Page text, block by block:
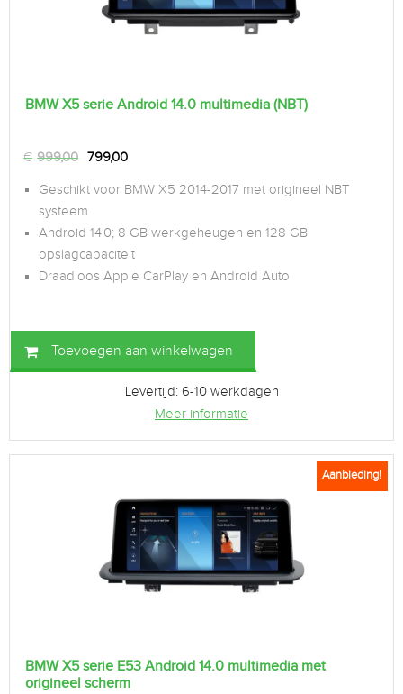
BMW X5 serie Android 14.0 multimedia (NBT)
€ 999,00 799,00
Geschikt voor BMW X5 2014-2017 met origineel NBT
systeem
Android 14.0; 8 GB werkgeheugen en 128 GB
opslagcapaciteit
Draadloos Apple CarPlay en Android Auto
Toevoegen aan winkelwagen
Levertijd: 6-10 werkdagen
Meer informatie
Aanbieding!
BMW X5 serie E53 Android 14.0 multimedia met
origineel scherm